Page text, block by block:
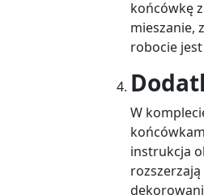
końcówkę
mieszanie,
robocie
W
instrukcja